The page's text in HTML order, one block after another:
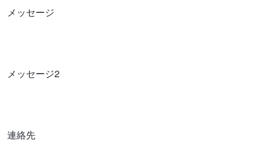
メッセージ
メッセージ2
連絡先